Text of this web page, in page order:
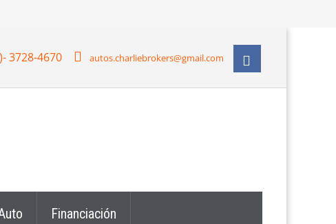
3728-4670 autos.charliebrokers@gmail.com
Financiación